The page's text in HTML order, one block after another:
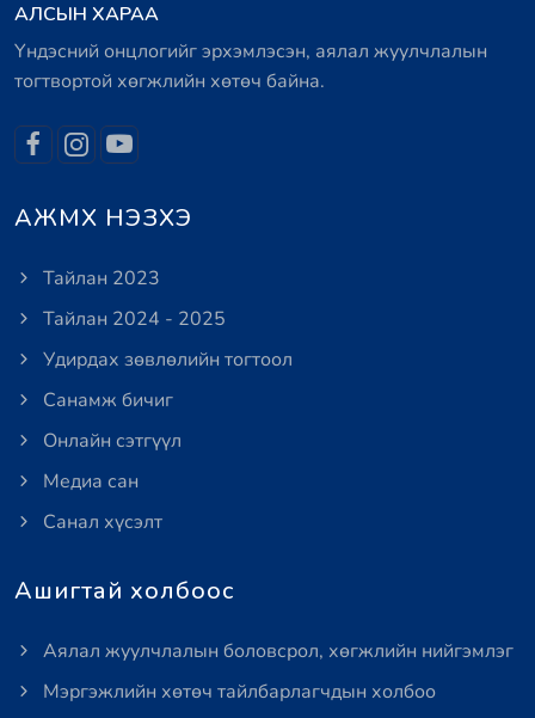
АЛСЫН ХАРАА
Үндэсний онцлогийг эрхэмлэсэн, аялал жуулчлалын
тогтвортой хөгжлийн хөтөч байна.
АЖМХ НЭЗХЭ
Тайлан 2023
Тайлан 2024 - 2025
Удирдах зөвлөлийн тогтоол
Санамж бичиг
Онлайн сэтгүүл
Медиа сан
Санал хүсэлт
Ашигтай холбоос
Аялал жуулчлалын боловсрол, хөгжлийн нийгэмлэг
Мэргэжлийн хөтөч тайлбарлагчдын холбоо